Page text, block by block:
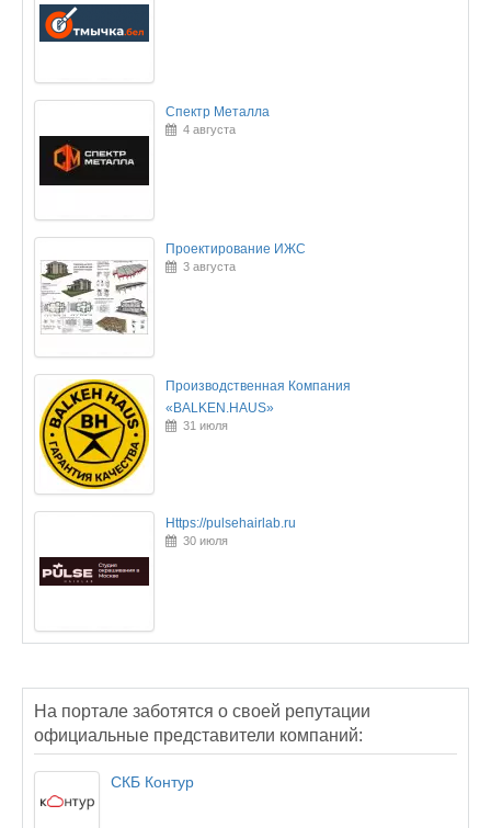
Спектр Металла
4 августа
Проектирование ИЖС
3 августа
Производственная Компания
«BALKEN.HAUS»
31 июля
Https://pulsehairlab.ru
30 июля
На портале заботятся о своей репутации
официальные представители компаний:
СКБ Контур